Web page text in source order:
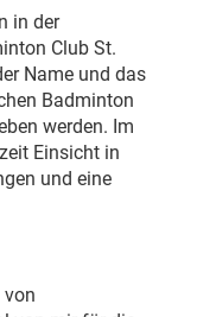
in der
Club St.
Name und das
Badminton
werden. Im
Einsicht in
und eine